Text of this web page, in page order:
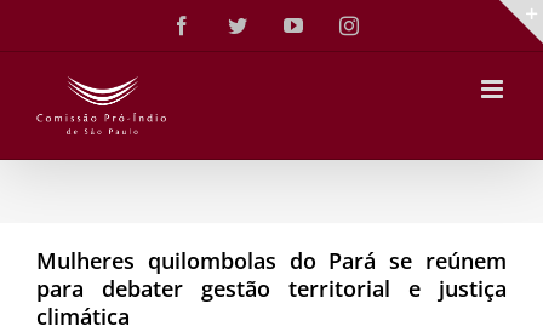
conteúdo
FacebookTwitterYouTubeInstagram
Mulheres quilombolas do Pará se reúnem
para debater gestão territorial e justiça
climática